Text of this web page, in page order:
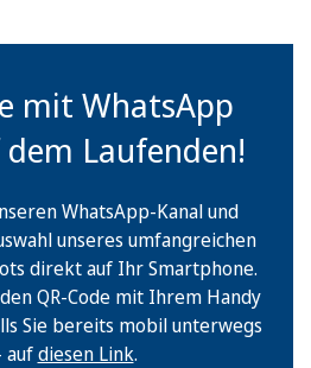
mit WhatsApp
Laufenden!
WhatsApp-Kanal und
unseres umfangreichen
direkt auf Ihr Smartphone.
QR-Code mit Ihrem Handy
Sie bereits mobil unterwegs
aufdiesen Link.